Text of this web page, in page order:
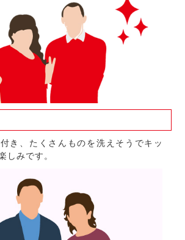
き、たくさんものを洗えそうでキッ
しみです。